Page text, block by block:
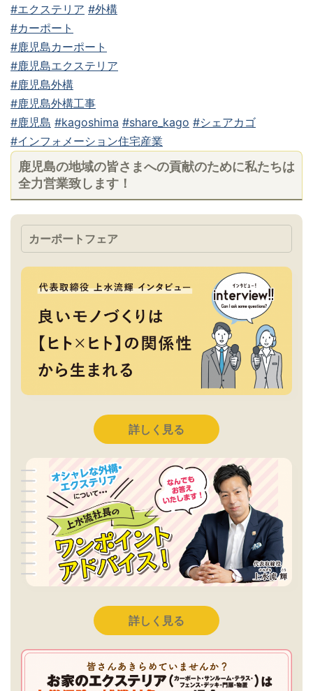
#エクステリア #外構
#カーポート
#鹿児島カーポート
#鹿児島エクステリア
#鹿児島外構
#鹿児島外構工事
#鹿児島 #kagoshima #share_kago #シェアカゴ
#インフォメーション住宅産業
鹿児島の地域の皆さまへの貢献のために私たちは
全力営業致します！
カーポートフェア
詳しく見る
詳しく見る